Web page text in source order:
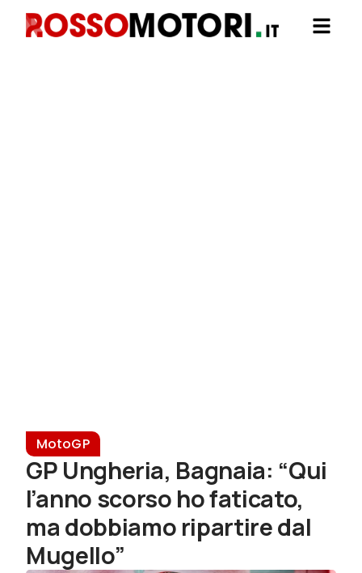
MotoGP
GP Ungheria, Bagnaia: “Qui
l’anno scorso ho faticato,
ma dobbiamo ripartire dal
Mugello”